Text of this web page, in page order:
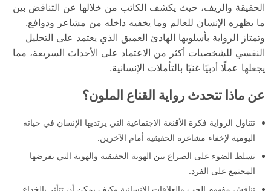
الحقيقة والزيف، حيث يكشف الكاتب من خلالها عن التناقض بين
ما يظهره الإنسان للعالم وما يخفيه داخله من مشاعر ودوافع.
وتمتاز الرواية بأسلوبها الهادئ العميق الذي يعتمد على التحليل
النفسي للشخصيات أكثر من الاعتماد على الأحداث السريعة، مما
يجعلها عملًا أدبيًا غنيًا بالتأملات الإنسانية.
عن ماذا تتحدث رواية القناع الملون؟
تتناول الرواية فكرة الأقنعة الاجتماعية التي يرتديها الإنسان في حياته
اليومية لإخفاء مشاعره الحقيقية أمام الآخرين.
تسلط الضوء على الصراع بين الهوية الحقيقية والهوية التي يفرضها
المجتمع على الفرد.
تناقش مفهوم الحب والعلاقات الإنسانية وكيف يمكن أن تتأثر بالخداع